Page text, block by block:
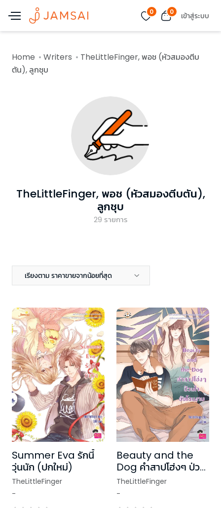
0 0 เข้าสู่ระบบ
Home Writers
TheLittleFinger, พอช (หัวสมองตีบ
ตัน), ลูกชุบ
TheLittleFinger, พอช (หัวสมองตีบตัน),
ลูกชุบ
29 รายการ
เรียงตาม ราคาขายจากน้อยที่สุด
Summer Eva รักนี้
วุ่นนัก (ปกใหม่)
TheLittleFinger
-
Beauty and the
Dog คำสาปโฮ่งๆ ป่วน
ใจยัยโฉมงาม
TheLittleFinger
-